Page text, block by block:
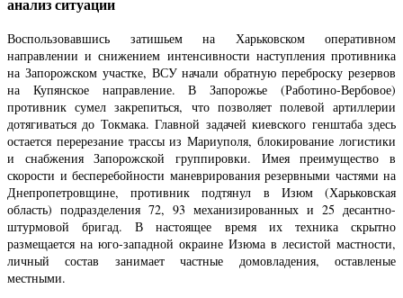
Воспользовавшись затишьем на Харьковском оперативном
направлении и снижением интенсивности наступления противника
на Запорожском участке, ВСУ начали обратную переброску резервов
на Купянское направление. В Запорожье (Работино-Вербовое)
противник сумел закрепиться, что позволяет полевой артиллерии
дотягиваться до Токмака. Главной задачей киевского генштаба здесь
остается перерезание трассы из Мариуполя, блокирование логистики
и снабжения Запорожской группировки. Имея преимущество в
скорости и бесперебойности маневрирования резервными частями на
Днепропетровщине, противник подтянул в Изюм (Харьковская
область) подразделения 72, 93 механизированных и 25 десантно-
штурмовой бригад. В настоящее время их техника скрытно
размещается на юго-западной окраине Изюма в лесистой мастности,
личный состав занимает частные домовладения, оставленые
местными.